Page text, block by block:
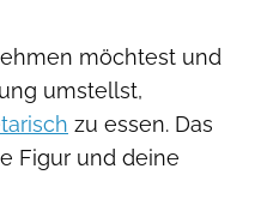
möchtest und
umstellst,
zu essen. Das
Figur und deine